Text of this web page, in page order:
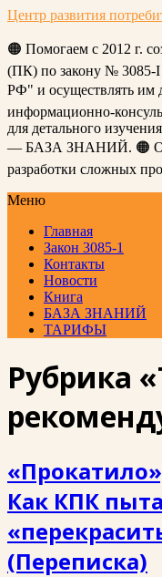
Центр развития
🟠 Помогаем с 2012 г.
(ПК) по закону № 3085-I
РФ" и осуществлять им
информационно-
для детального
— БАЗА ЗНАНИЙ. 🟠 От
разработки сложных
Меню
Главная
Закон 3085-1
Контакты
Новости
Книга
БАЗА ЗНАНИЙ
ТАРИФЫ
Рубрика
Как КПК
(Переписка)